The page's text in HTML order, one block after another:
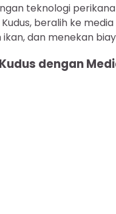
teknologi
beralih ke
dan menekan
dengan